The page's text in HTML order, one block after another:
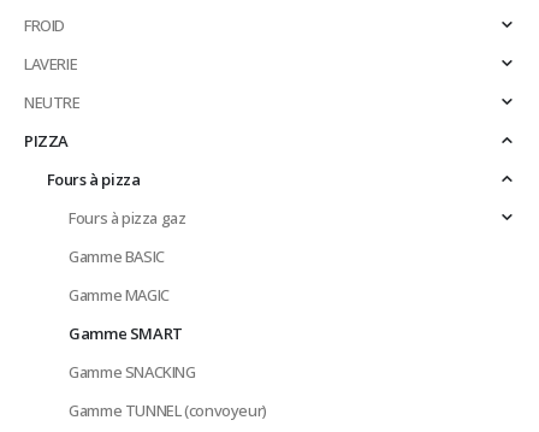
FROID
LAVERIE
NEUTRE
PIZZA
Fours à pizza
Fours à pizza gaz
Gamme BASIC
Gamme MAGIC
Gamme SMART
Gamme SNACKING
Gamme TUNNEL (convoyeur)